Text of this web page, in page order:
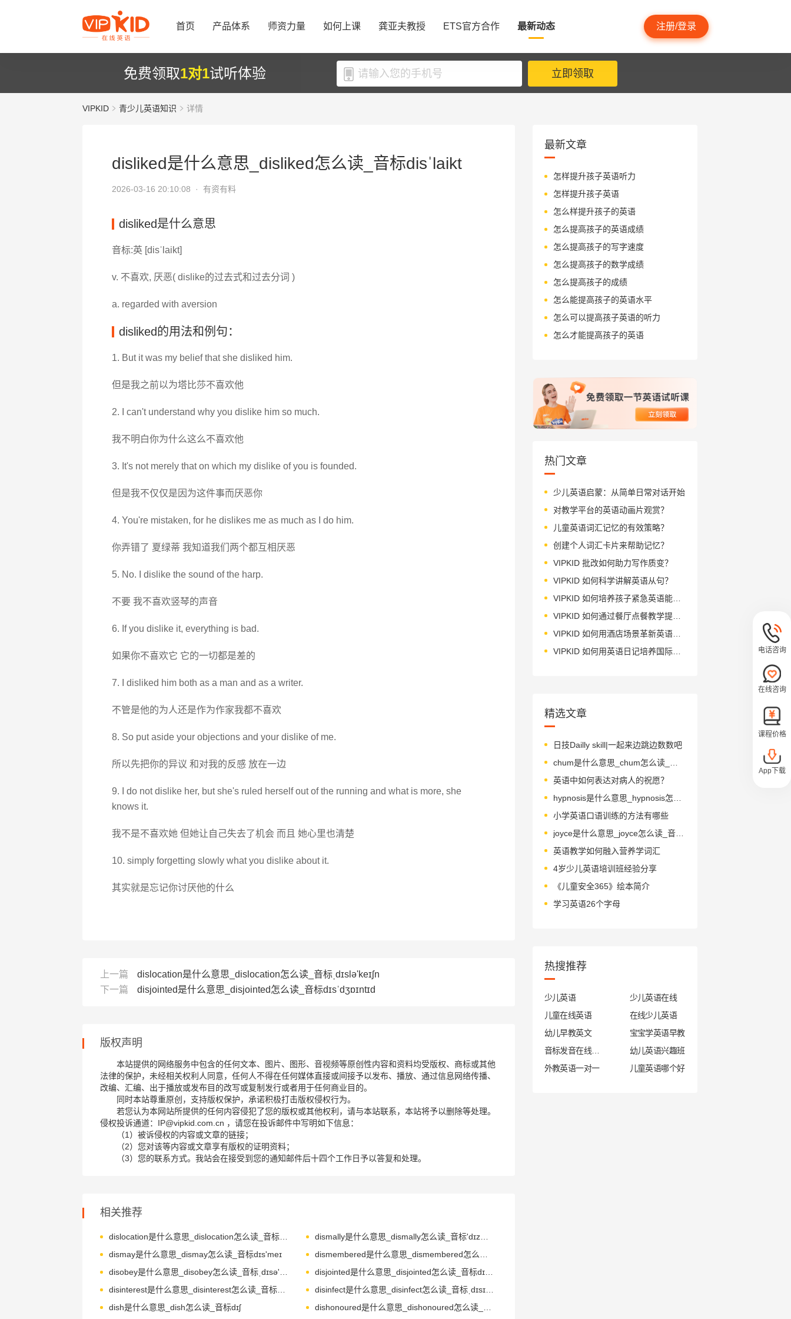
首页 产品体系 师资力量 如何上课 龚亚夫教授 ETS官方合作 最新动态 注册/登录
免费领取1对1试听体验 立即领取
VIPKID 青少儿英语知识 详情
disliked是什么意思_disliked怎么读_音标disˈlaikt
2026-03-16 20:10:08 · 有资有料
disliked是什么意思
音标:英 [disˈlaikt]
v. 不喜欢, 厌恶( dislike的过去式和过去分词 )
a. regarded with aversion
disliked的用法和例句：
1. But it was my belief that she disliked him.
但是我之前以为塔比莎不喜欢他
2. I can't understand why you dislike him so much.
我不明白你为什么这么不喜欢他
3. It's not merely that on which my dislike of you is founded.
但是我不仅仅是因为这件事而厌恶你
4. You're mistaken, for he dislikes me as much as I do him.
你弄错了 夏绿蒂 我知道我们两个都互相厌恶
5. No. I dislike the sound of the harp.
不要 我不喜欢竖琴的声音
6. If you dislike it, everything is bad.
如果你不喜欢它 它的一切都是差的
7. I disliked him both as a man and as a writer.
不管是他的为人还是作为作家我都不喜欢
8. So put aside your objections and your dislike of me.
所以先把你的异议 和对我的反感 放在一边
9. I do not dislike her, but she's ruled herself out of the running and what is more, she
knows it.
我不是不喜欢她 但她让自己失去了机会 而且 她心里也清楚
10. simply forgetting slowly what you dislike about it.
其实就是忘记你讨厌他的什么
上一篇
dislocation是什么意思_dislocation怎么读_音标ˌdɪslə'keɪʃn
下一篇
disjointed是什么意思_disjointed怎么读_音标dɪsˈdʒɒɪntɪd
版权声明
本站提供的网络服务中包含的任何文本、图片、图形、音视频等原创性内容和资料均受版权、商标或其他
法律的保护，未经相关权利人同意，任何人不得在任何媒体直接或间接予以发布、播放、通过信息网络传播、
改编、汇编、出于播放或发布目的改写或复制发行或者用于任何商业目的。
同时本站尊重原创，支持版权保护，承诺积极打击版权侵权行为。
若您认为本网站所提供的任何内容侵犯了您的版权或其他权利，请与本站联系，本站将予以删除等处理。
侵权投诉通道：IP@vipkid.com.cn ，请您在投诉邮件中写明如下信息：
（1）被诉侵权的内容或文章的链接；
（2）您对该等内容或文章享有版权的证明资料；
（3）您的联系方式。我站会在接受到您的通知邮件后十四个工作日予以答复和处理。
相关推荐
dislocation是什么意思_dislocation怎么读_音标ˌdɪslə'keɪʃn
dismally是什么意思_dismally怎么读_音标'dɪzməlɪ
dismay是什么意思_dismay怎么读_音标dɪs'meɪ
disjointed是什么意思_disjointed怎么读_音标dɪsˈdʒɒɪntɪd
disinterest是什么意思_disinterest怎么读_音标dɪsˈɪntrəst
disinfect是什么意思_disinfect怎么读_音标ˌdɪsɪn'fekt
dish是什么意思_dish怎么读_音标dɪʃ
最新文章
怎样提升孩子英语听力
怎样提升孩子英语
怎么样提升孩子的英语
怎么提高孩子的英语成绩
怎么提高孩子的写字速度
怎么提高孩子的数学成绩
怎么提高孩子的成绩
怎么能提高孩子的英语水平
怎么可以提高孩子英语的听力
怎么才能提高孩子的英语
热门文章
少儿英语启蒙：从简单日常对话开始
对教学平台的英语动画片观赏？
儿童英语词汇记忆的有效策略？
创建个人词汇卡片来帮助记忆？
VIPKID 批改如何助力写作质变？
VIPKID 如何科学讲解英语从句？
VIPKID 如何培养孩子紧急英语能力？
VIPKID 如何通过餐厅点餐教学提升少儿英语应用能力？
VIPKID 如何用酒店场景革新英语教学？
VIPKID 如何用英语日记培养国际化人才？
精选文章
日技Dailly skill|一起来边跳边数数吧
英语中如何表达对病人的祝愿？
小学英语口语训练的方法有哪些
joyce是什么意思_joyce怎么读_音标dʒɒɪs
英语教学如何融入营养学词汇
4岁少儿英语培训班经验分享
《儿童安全365》绘本简介
学习英语26个字母
热搜推荐
少儿英语
少儿英语在线
儿童在线英语
在线少儿英语
幼儿早教英文
宝宝学英语早教
幼儿英语兴趣班
外教英语一对一
儿童英语哪个好
电话咨询
在线咨询
课程价格
App下载